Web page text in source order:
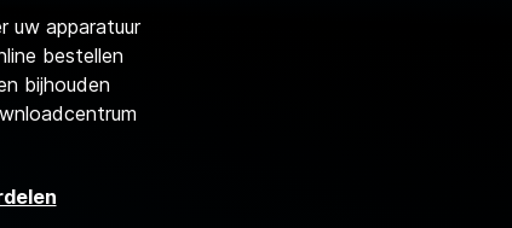
uw apparatuur
bestellen
bijhouden